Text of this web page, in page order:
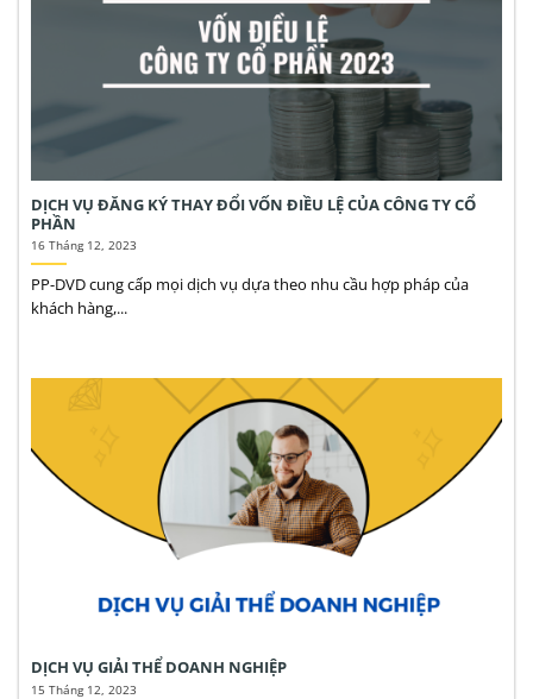
DỊCH VỤ ĐĂNG KÝ THAY ĐỔI VỐN ĐIỀU LỆ CỦA CÔNG TY CỔ
PHẦN
16 Tháng 12, 2023
PP-DVD cung cấp mọi dịch vụ dựa theo nhu cầu hợp pháp của
khách hàng,...
DỊCH VỤ GIẢI THỂ DOANH NGHIỆP
15 Tháng 12, 2023